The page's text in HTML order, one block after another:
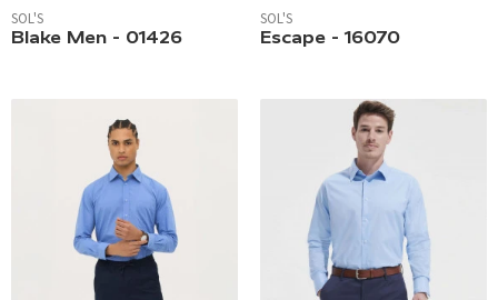
SOL'S
Blake Men - 01426
SOL'S
Escape - 16070